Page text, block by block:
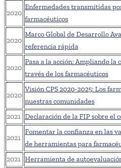
2020
Enfermedades transmitidas
farmacéuticos
2020
Marco Global de Desarrollo
referencia rápida
2020
Pasa a la acción: Ampliando
través de los farmacéuticos
2020
Visión CPS 2020-2025: Los
nuestras comunidades
2021 Declaración de la FIP sobre el
2021
Fomentar la confianza en las
de herramientas para
2021 Herramienta de